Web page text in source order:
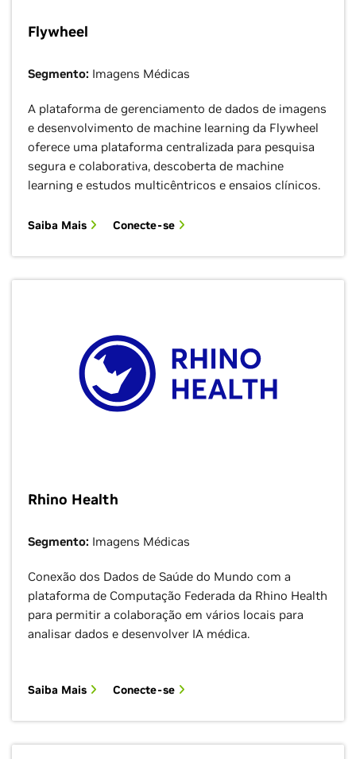
Flywheel
Segmento: Imagens Médicas
A plataforma de gerenciamento de dados de imagens
e desenvolvimento de machine learning da Flywheel
oferece uma plataforma centralizada para pesquisa
segura e colaborativa, descoberta de machine
learning e estudos multicêntricos e ensaios clínicos.
Saiba Mais Conecte-se
Rhino Health
Segmento: Imagens Médicas
Conexão dos Dados de Saúde do Mundo com a
plataforma de Computação Federada da Rhino Health
para permitir a colaboração em vários locais para
analisar dados e desenvolver IA médica.
Saiba Mais Conecte-se